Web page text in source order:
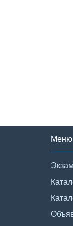
Меню